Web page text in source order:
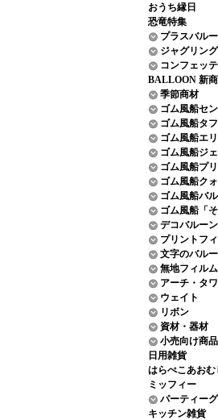
おうち縁日
恐竜特集
プラスバル
ジャグリング
コンフェッ
BALLOON 新
季節商材
ゴム風船セ
ゴム風船タ
ゴム風船エ
ゴム風船ジ
ゴム風船プ
ゴム風船ク
ゴム風船バ
ゴム風船「そ
デコバルー
プリントフ
文字のバル
無地フィル
アーチ・タ
ウェイト
リボン
資材・器材
小売向け商品
日用雑貨
はらぺこあおむ
ミッフィー
パーティー
キッチン雑貨